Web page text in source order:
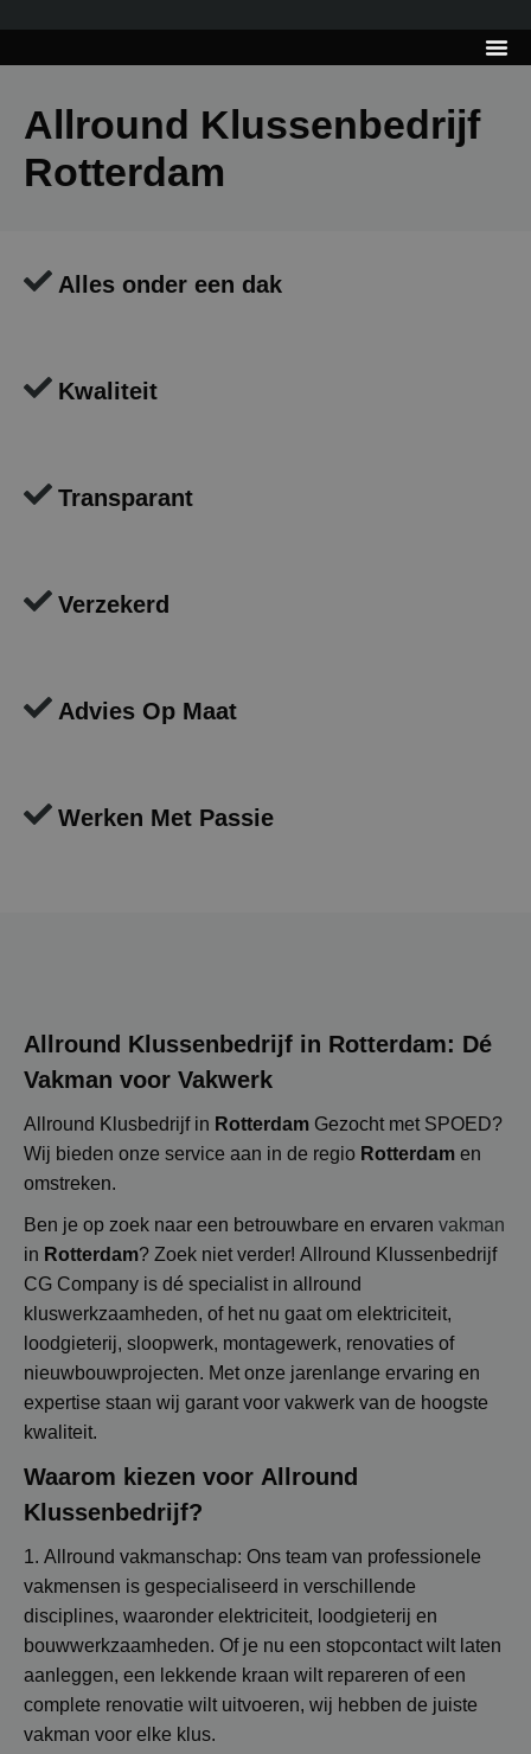
Allround Klussenbedrijf
Rotterdam
Alles onder een dak
Kwaliteit
Transparant
Verzekerd
Advies Op Maat
Werken Met Passie
Allround Klussenbedrijf in Rotterdam: Dé
Vakman voor Vakwerk
Allround Klusbedrijf in Rotterdam Gezocht met SPOED?
Wij bieden onze service aan in de regio Rotterdam en
omstreken.
Ben je op zoek naar een betrouwbare en ervaren vakman
in Rotterdam? Zoek niet verder! Allround Klussenbedrijf
CG Company is dé specialist in allround
kluswerkzaamheden, of het nu gaat om elektriciteit,
loodgieterij, sloopwerk, montagewerk, renovaties of
nieuwbouwprojecten. Met onze jarenlange ervaring en
expertise staan wij garant voor vakwerk van de hoogste
kwaliteit.
Waarom kiezen voor Allround
Klussenbedrijf?
1. Allround vakmanschap: Ons team van professionele
vakmensen is gespecialiseerd in verschillende
disciplines, waaronder elektriciteit, loodgieterij en
bouwwerkzaamheden. Of je nu een stopcontact wilt laten
aanleggen, een lekkende kraan wilt repareren of een
complete renovatie wilt uitvoeren, wij hebben de juiste
vakman voor elke klus.